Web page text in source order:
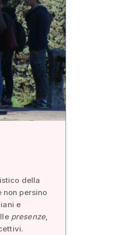
della
non persino
e
presenze,